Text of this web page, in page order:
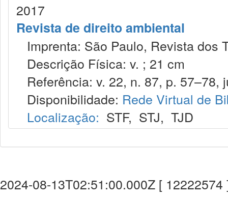
2017
Revista de direito ambiental
Imprenta: São Paulo, Revista dos
Descrição Física: v. ; 21 cm
Referência: v. 22, n. 87, p. 57–78,
Disponibilidade: Rede Virtual de
Localização: STF, STJ, TJD
2024-08-13T02:51:00.000Z [ 12222574